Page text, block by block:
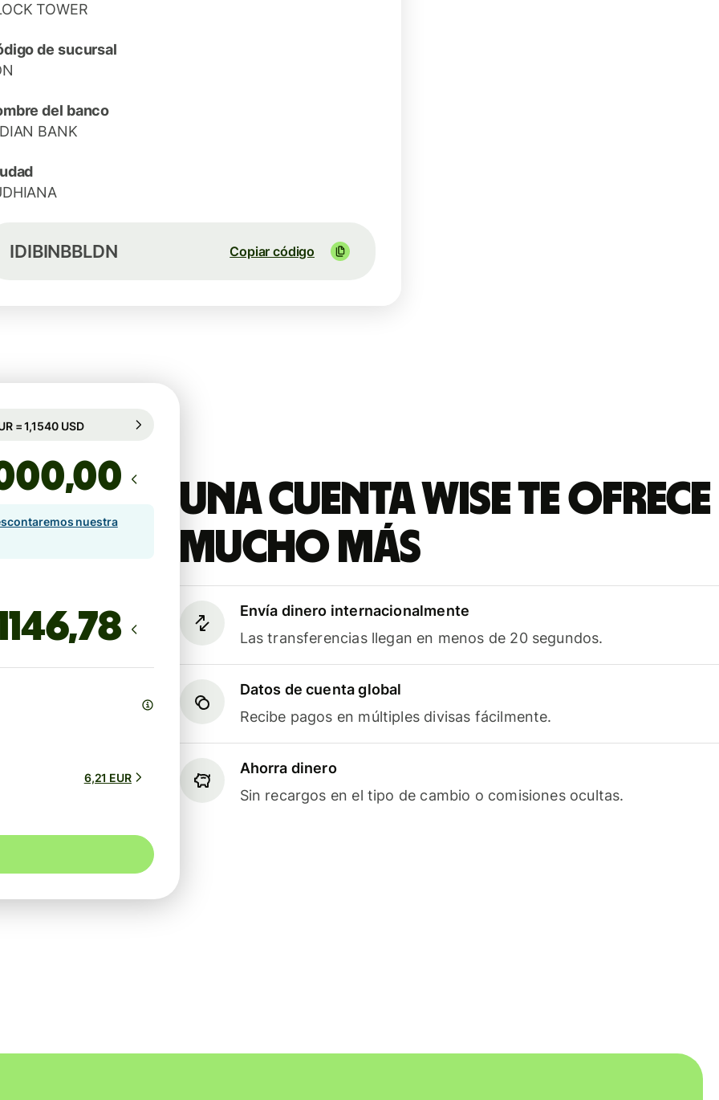
TOWER
de sucursal
del banco
BANK
IDIBINBBLDN Copiar código
Una cuenta Wise te ofrece
mucho más
Envía dinero internacionalmente
Las transferencias llegan en menos de 20 segundos.
Datos de cuenta global
Recibe pagos en múltiples divisas fácilmente.
Ahorra dinero
Sin recargos en el tipo de cambio o comisiones ocultas.
durante 101 h
,00
nuestra
6,21 EUR